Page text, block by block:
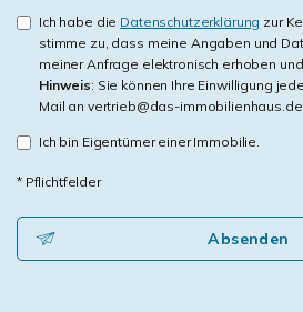
Ich habe die Datenschutzerklärung zur
stimme zu, dass meine Angaben und
meiner Anfrage elektronisch erhoben
Hinweis: Sie können Ihre Einwilligung
Mail an vertrieb@das-
Ich bin Eigentümer einer Immobilie.
* Pflichtfelder
Absenden